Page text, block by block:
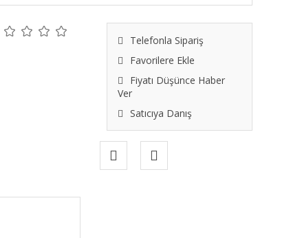
Telefonla Sipariş
Favorilere Ekle
Fiyatı Düşünce Haber
Ver
Satıcıya Danış